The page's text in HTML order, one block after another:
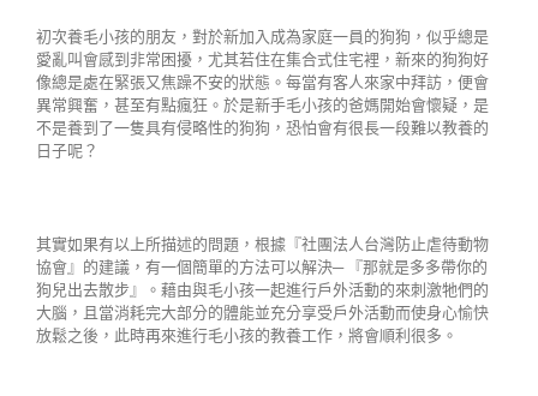
初次養毛小孩的朋友，對於新加入成為家庭一員的狗狗，似乎總是
愛亂叫會感到非常困擾，尤其若住在集合式住宅裡，新來的狗狗好
像總是處在緊張又焦躁不安的狀態。每當有客人來家中拜訪，便會
異常興奮，甚至有點瘋狂。於是新手毛小孩的爸媽開始會懷疑，是
不是養到了一隻具有侵略性的狗狗，恐怕會有很長一段難以教養的
日子呢？
其實如果有以上所描述的問題，根據『社團法人台灣防止虐待動物
協會』的建議，有一個簡單的方法可以解決─ 『那就是多多帶你的
狗兒出去散步』。藉由與毛小孩一起進行戶外活動的來刺激牠們的
大腦，且當消耗完大部分的體能並充分享受戶外活動而使身心愉快
放鬆之後，此時再來進行毛小孩的教養工作，將會順利很多。